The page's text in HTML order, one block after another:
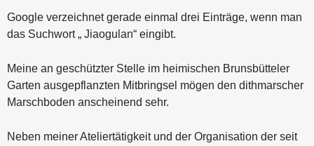
Google verzeichnet gerade einmal drei Einträge, wenn man
das Suchwort „ Jiaogulan“ eingibt.
Meine an geschützter Stelle im heimischen Brunsbütteler
Garten ausgepflanzten Mitbringsel mögen den dithmarscher
Marschboden anscheinend sehr.
Neben meiner Ateliertätigkeit und der Organisation der seit